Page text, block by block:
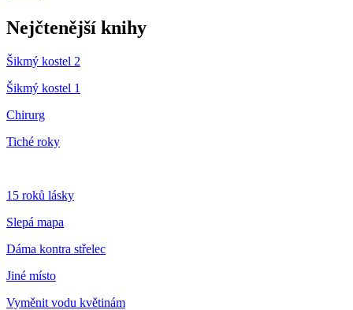
Nejčtenější knihy
Šikmý kostel 2
Šikmý kostel 1
Chirurg
Tiché roky
15 roků lásky
Slepá mapa
Dáma kontra střelec
Jiné místo
Vyměnit vodu květinám